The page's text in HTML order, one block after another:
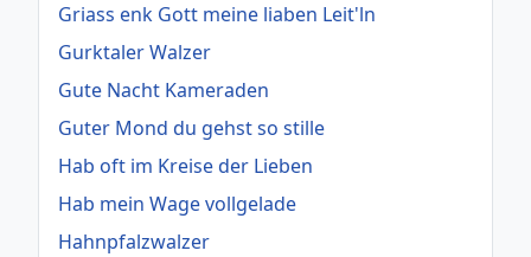
Griass enk Gott meine liaben Leit'ln
Gurktaler Walzer
Gute Nacht Kameraden
Guter Mond du gehst so stille
Hab oft im Kreise der Lieben
Hab mein Wage vollgelade
Hahnpfalzwalzer